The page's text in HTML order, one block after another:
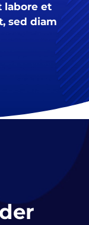
labore et
sed diam